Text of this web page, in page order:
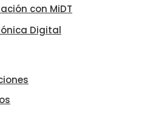
con MiDT
Digital